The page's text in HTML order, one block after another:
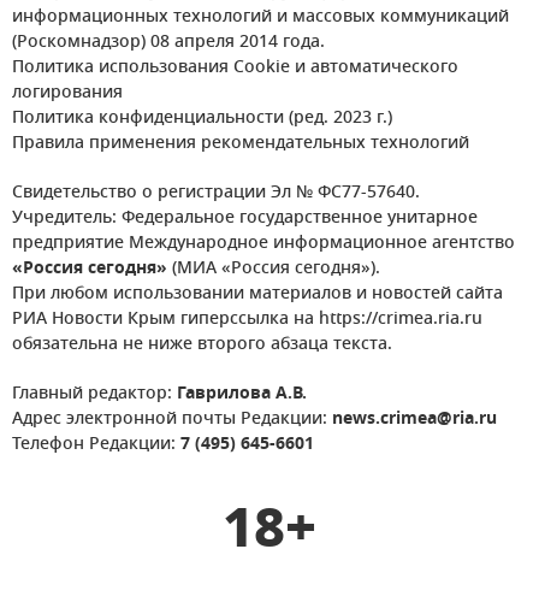
информационных технологий и массовых коммуникаций
(Роскомнадзор) 08 апреля 2014 года.
Политика использования Cookie и автоматического
логирования
Политика конфиденциальности (ред. 2023 г.)
Правила применения рекомендательных технологий
Свидетельство о регистрации Эл № ФС77-57640.
Учредитель: Федеральное государственное унитарное
предприятие Международное информационное агентство
«Россия сегодня» (МИА «Россия сегодня»).
При любом использовании материалов и новостей сайта
РИА Новости Крым гиперссылка на https://crimea.ria.ru
обязательна не ниже второго абзаца текста.
Главный редактор: Гаврилова А.В.
Адрес электронной почты Редакции: news.crimea@ria.ru
Телефон Редакции: 7 (495) 645-6601
18+